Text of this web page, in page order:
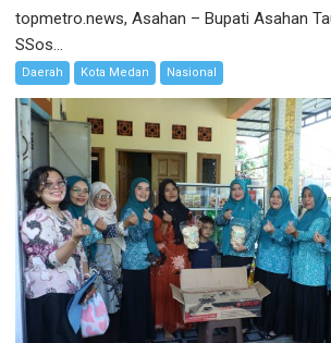
topmetro.news, Asahan – Bupati Asahan
SSos...
Daerah Kota Medan Nasional